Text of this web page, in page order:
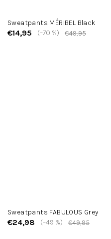
Sweatpants MÉRIBEL Black
€14,95 €49,95
(–70 %)
Sweatpants FABULOUS Grey
€24,98 €49,95
(–49 %)